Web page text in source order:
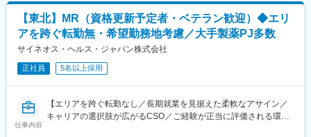
■勤務地：
（1）北海道：北海道
（2）東北：青森・秋田・岩手・山形・宮城・福島
（3）関東：東京・神奈川・千葉・埼玉・茨城・栃木・群馬
（5）東海：愛知・岐阜・三重・静岡
（8）中国：岡山・広島・山口・島根・鳥取
（9）四国：香川・徳島・高知・愛媛
社員の年齢分布も幅広く、20代～60代まで在籍しています。社員
の経験の多様性は、変革期にある製薬業界にあって、私たちの事
業を支える重要な要素です。
■人財育成への積極投資
シミック・イニジオにとってサービス品質の源泉となるのは人財
資を行っています。自己成長意欲を尊重し、業務直結の研修だけ
でなく、変化する時代に対応するビジネススキル習得も含め階層
【東北】MR（資格更新予定者・ベテラン歓迎）◆エリ
アを跨ぐ転勤無・希望勤務地考慮／大手製薬PJ多数
サイネオス・ヘルス・ジャパン株式会社
正社員 5名以上採用
仕事内容
【エリアを跨ぐ転勤なし／長期就業を見据えた柔軟なアサイン／
キャリアの選択肢が広がるCSO／ご経験が正当に評価される環